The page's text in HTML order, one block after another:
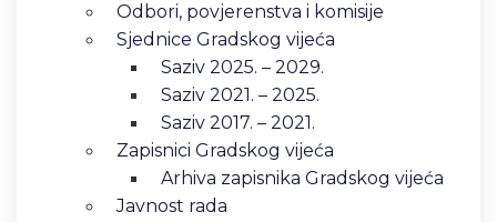
Odbori, povjerenstva i komisije
Sjednice Gradskog vijeća
Saziv 2025. – 2029.
Saziv 2021. – 2025.
Saziv 2017. – 2021.
Zapisnici Gradskog vijeća
Arhiva zapisnika Gradskog vijeća
Javnost rada